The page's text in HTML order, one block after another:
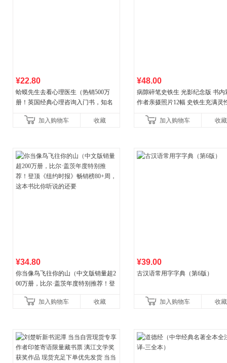
¥22.80
蛤蟆先生去看心理医生（热销500万
册！英国经典心理咨询入门书，知名
加入购物车
收藏
¥48.00
病隙碎笔史铁生 光影纪念版 书内
作者亲摄照片12幅 史铁生充满灵
加入购物车
收藏
¥34.80
你当像鸟飞往你的山（中文版销量超2
00万册，比尔·盖茨年度特别推荐！登
比你听说的还要
加入购物车 收藏
¥39.00
古汉语常用字字典（第6版）
加入购物车 收藏